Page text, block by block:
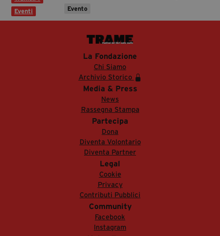
Eventi
Evento
La Fondazione
Chi Siamo
Archivio Storico
Media & Press
News
Rassegna Stampa
Partecipa
Dona
Diventa Volontario
Diventa Partner
Legal
Cookie
Privacy
Contributi Pubblici
Community
Facebook
Instagram